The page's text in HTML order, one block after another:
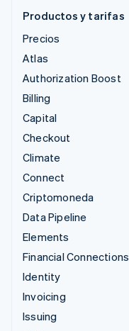
Productos y tarifas
Precios
Atlas
Authorization Boost
Billing
Capital
Checkout
Climate
Connect
Criptomoneda
Data Pipeline
Elements
Financial Connections
Identity
Invoicing
Issuing